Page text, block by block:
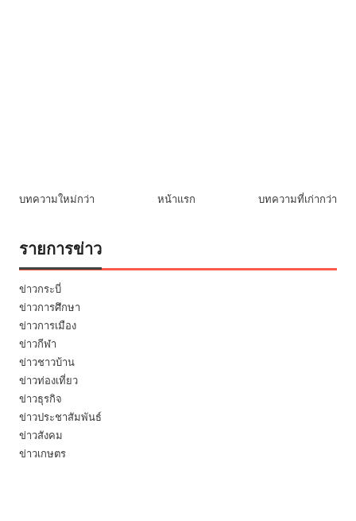
บทความใหม่กว่า บทความที่เก่ากว่า
หน้าแรก
รายการข่าว
ข่าวกระบี่
ข่าวการศึกษา
ข่าวการเมือง
ข่าวกีฬา
ข่าวชาวบ้าน
ข่าวท่องเที่ยว
ข่าวธุรกิจ
ข่าวประชาสัมพันธ์
ข่าวสังคม
ข่าวเกษตร